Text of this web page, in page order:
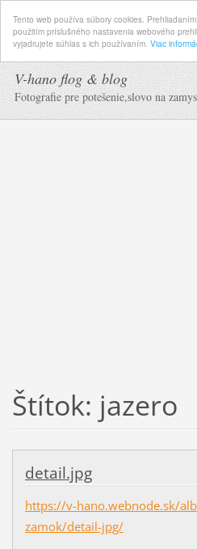
Tento web používa súbory cookies.
použitím príslušného nastavenia webového
vyjadrujete súhlas s ich používaním. Viac
V-hano flog & blog
Fotografie pre potešenie,slovo na
Štítok: jazero
detail.jpg
https://v-hano.webnode.sk/
zamok/detail-jpg/